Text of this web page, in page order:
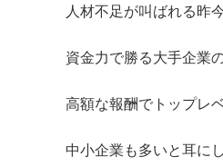
人材不足が叫ばれる昨
資金力で勝る大手企業
高額な報酬でトップレ
中小企業も多いと耳にし